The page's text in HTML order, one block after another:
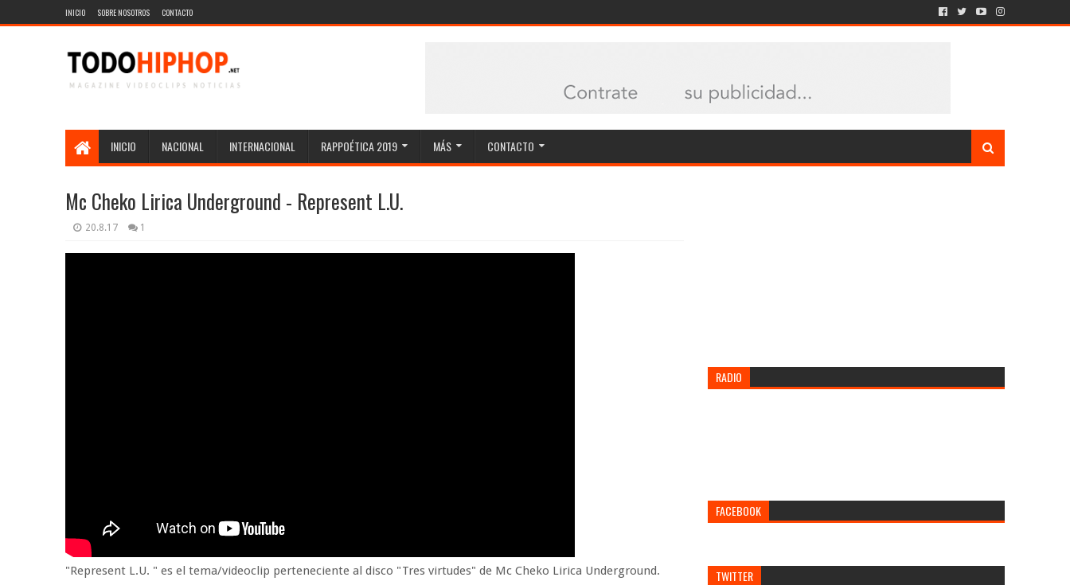
INICIO SOBRE NOSOTROS CONTACTO
INICIO NACIONAL INTERNACIONAL RAPPOÉTICA 2019 MÁS CONTACTO
Mc Cheko Lirica Underground - Represent L.U.
20.8.17 1
"Represent L.U. " es el tema/videoclip perteneciente al disco "Tres virtudes" de Mc Cheko Lirica Underground.
RADIO
FACEBOOK
TWITTER